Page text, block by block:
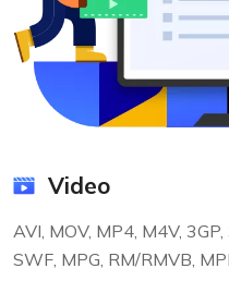
Video
AVI, MOV, MP4, M4V,
SWF, MPG, RM/RMVB,